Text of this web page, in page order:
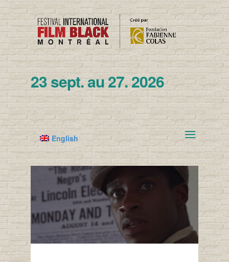
23 sept. au 27. 2026
English